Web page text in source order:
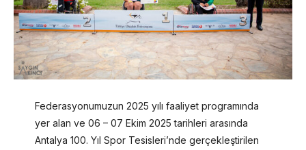
Federasyonumuzun 2025 yılı faaliyet programında
yer alan ve 06 – 07 Ekim 2025 tarihleri arasında
Antalya 100. Yıl Spor Tesisleri’nde gerçekleştirilen